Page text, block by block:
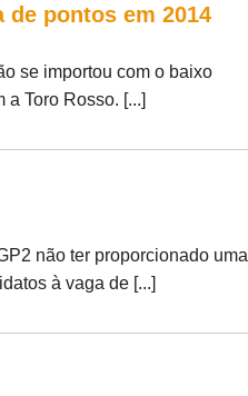
pontos em 2014
se importou com o baixo
Toro Rosso. [...]
não ter proporcionado uma
à vaga de [...]